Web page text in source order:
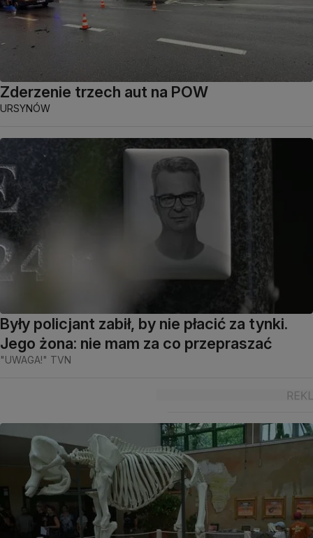
Zderzenie trzech aut na POW
URSYNÓW
Były policjant zabił, by nie płacić za tynki.
Jego żona: nie mam za co przepraszać
"UWAGA!" TVN